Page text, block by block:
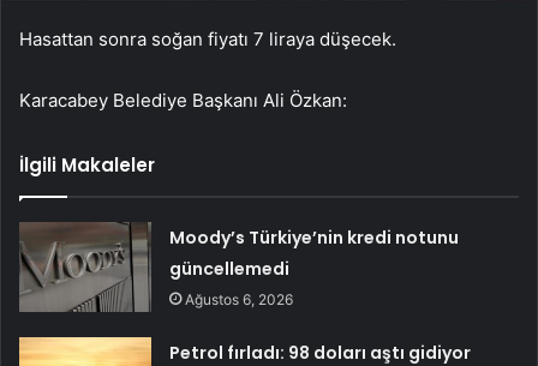
Hasattan sonra soğan fiyatı 7 liraya düşecek.
Karacabey Belediye Başkanı Ali Özkan:
İlgili Makaleler
Moody’s Türkiye’nin kredi notunu
güncellemedi
Ağustos 6, 2026
Petrol fırladı: 98 doları aştı gidiyor